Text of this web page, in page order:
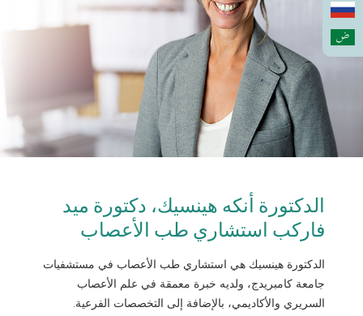
الدكتورة أنكه هينسيك، دكتورة ميد
فاركب استشاري طب الأعصاب
الدكتورة هينسيك هي استشاري طب الأعصاب في مستشفيات
جامعة كامبريدج، ولديه خبرة معمقة في علم الأعصاب
السريري والأكاديمي، بالإضافة إلى التخصصات الفرعية.